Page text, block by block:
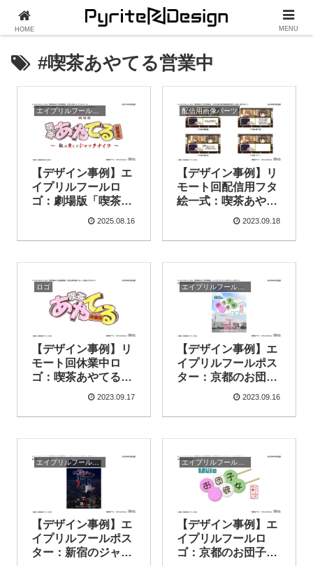
#喫茶あやてる営業中
エイプリルフール（公式）
【デザイン事例】エ
イプリルフールロ
ゴ：劇場版「喫茶あ
やてる営業中 ～私の
フ～」（喫茶あやて
2025.08.16
配信用画像パーツ
【デザイン事例】リ
モート回配信用フタ
絵一式：喫茶あやて
る営業中（2020年5
2023.09.18
ロゴ
【デザイン事例】リ
モート回休業中ロ
ゴ：喫茶あやてる営
業中（2020年5月公
2023.09.17
エイプリルフール（公式）
【デザイン事例】エ
イプリルフールポス
ター：京都のお団子
彼女彩沙（喫茶あや
年4月公開）
2023.09.16
エイプリルフール（公式）
【デザイン事例】エ
イプリルフールポス
ター：新宿のジャッ
エイプリルフール（公式）
【デザイン事例】エ
イプリルフールロ
ゴ：京都のお団子彼
HOME MENU